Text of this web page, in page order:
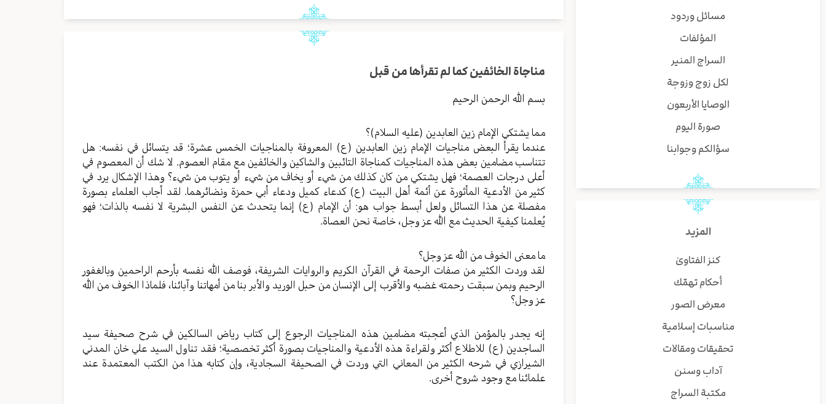
مسائل وردود
المؤلفات
السراج المنير
لكل زوج وزوجة
الوصايا الأربعون
صورة اليوم
سؤالكم وجوابنا
المزيد
كنز الفتاوىٰ
أحكام تهمّك
معرض الصور
مناسبات إسلامية
تحقيقات ومقالات
آداب وسنن
مكتبة السراج
مناجاة الخائفين كما لم تقرأها من قبل
بسم الله الرحمن الرحيم
مما يشتكي الإمام زين العابدين (عليه السلام)؟
عندما يقرأ البعض مناجيات الإمام زين العابدين (ع) المعروفة بالمناجيات الخمس عشرة؛ قد يتسائل في نفسه: هل
تتناسب مضامين بعض هذه المناجيات كمناجاة التائبين والشاكين والخائفين مع مقام العصوم. لا شك أن المعصوم في
أعلى درجات العصمة؛ فهل يشتكي من كان كذلك من شيء أو يخاف من شيء أو يتوب من شيء؟ وهذا الإشكال يرد في
كثير من الأدعية المأثورة عن أئمة أهل البيت (ع) كدعاء كميل ودعاء أبي حمزة ونضائرهما. لقد أجاب العلماء بصورة
مفصلة عن هذا التسائل ولعل أبسط جواب هو: أن الإمام (ع) إنما يتحدث عن النفس البشرية لا نفسه بالذات؛ فهو
يُعلمنا كيفية الحديث مع الله عز وجل، خاصة نحن العصاة.
ما معنى الخوف من الله عز وجل؟
لقد وردت الكثير من صفات الرحمة في القرآن الكريم والروايات الشريفة، فوصف الله نفسه بأرحم الراحمين وبالغفور
الرحيم وبمن سبقت رحمته غضبه والأقرب إلى الإنسان من حبل الوريد والأبر بنا من أمهاتنا وآبائنا، فلماذا الخوف من الله
عز وجل؟
إنه يجدر بالمؤمن الذي أعجبته مضامين هذه المناجيات الرجوع إلى كتاب رياض السالكين في شرح صحيفة سيد
الساجدين (ع) للاطلاع أكثر ولقراءة هذه الأدعية والمناجيات بصورة أكثر تخصصية؛ فقد تناول السيد علي خان المدني
الشيرازي في شرحه الكثير من المعاني التي وردت في الصحيفة السجادية، وإن كتابه هذا من الكتب المعتمدة عند
علمائنا مع وجود شروح أخرى.